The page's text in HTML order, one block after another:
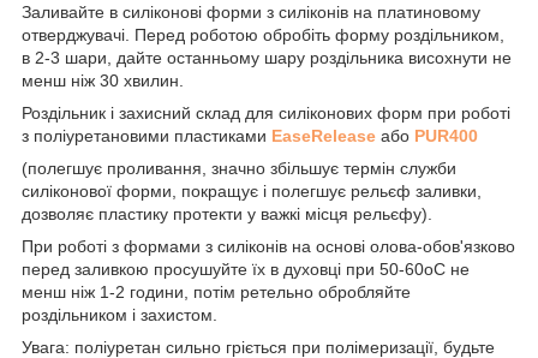
Заливайте в силіконові форми з силіконів на платиновому
отверджувачі. Перед роботою обробіть форму роздільником,
в 2-3 шари, дайте останньому шару роздільника висохнути не
менш ніж 30 хвилин.
Роздільник і захисний склад для силіконових форм при роботі
з поліуретановими пластиками EaseRelease або PUR400
(полегшує проливання, значно збільшує термін служби
силіконової форми, покращує і полегшує рельєф заливки,
дозволяє пластику протекти у важкі місця рельєфу).
При роботі з формами з силіконів на основі олова-обов'язково
перед заливкою просушуйте їх в духовці при 50-60оС не
менш ніж 1-2 години, потім ретельно обробляйте
роздільником і захистом.
Увага: поліуретан сильно гріється при полімеризації, будьте